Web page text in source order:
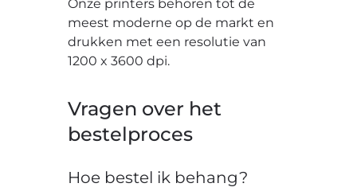
Onze printers behoren tot de
meest moderne op de markt en
drukken met een resolutie van
1200 x 3600 dpi.
Vragen over het
bestelproces
Hoe bestel ik behang?